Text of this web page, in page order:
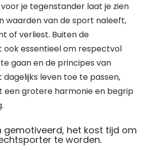
je tegenstander laat je zien
waarden van de sport naleeft,
of verliest. Buiten de
ook essentieel om respectvol
gaan en de principes van
leven toe te passen,
een grotere harmonie en begrip
gemotiveerd, het kost tijd om
te worden.